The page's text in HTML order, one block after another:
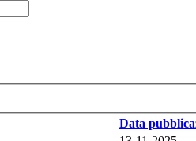
Data